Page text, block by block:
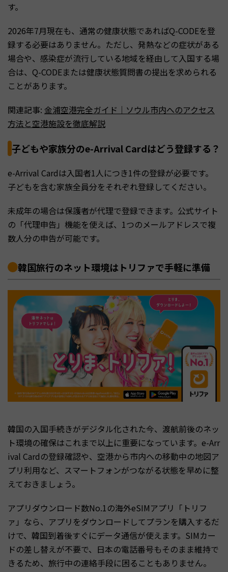
す。
2026年7月現在も、通常の健康状態であればQ-CODEを登
録する必要はありません。ただし、発熱などの症状がある
場合や、感染症が流行している地域を経由して入国する場
合は、Q-CODEまたは健康状態質問書の提出を求められる
ことがあります。
関連記事: 金浦空港完全ガイド｜ソウル市内へのアクセス
方法と空港施設を徹底解説
子どもや家族分のe-Arrival Cardはどう登録する？
e-Arrival Cardは入国者1人につき1件の登録が必要です。
子どもを含む家族全員分をそれぞれ登録してください。
未成年の場合は保護者が代理で登録できます。公式サイト
の「代理申告」機能を使えば、1つのメールアドレスで複
数人分の申告が可能です。
韓国旅行のネット環境はトリファで手軽に準備
韓国の入国手続きがデジタル化された今、渡航前後のネッ
ト環境の確保はこれまで以上に重要になっています。e-Arr
ival Cardの登録確認や、空港から市内への移動中の地図ア
プリ利用など、スマートフォンがつながる状態を早めに整
えておきましょう。
アプリダウンロード数No.1の海外eSIMアプリ「トリフ
ァ」なら、アプリをダウンロードしてプランを購入するだ
けで、韓国到着後すぐにデータ通信が使えます。SIMカー
ドの差し替えが不要で、日本の電話番号もそのまま維持で
きるため、旅行中の連絡手段に困ることもありません。